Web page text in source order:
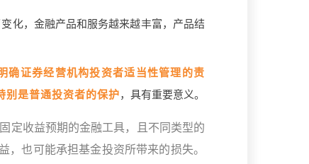
化，金融产品和服务越来越丰富，产品结
确证券经营机构投资者适当性管理的责
别是普通投资者的保护，具有重要意义。
定收益预期的金融工具，且不同类型的
也可能承担基金投资所带来的损失。